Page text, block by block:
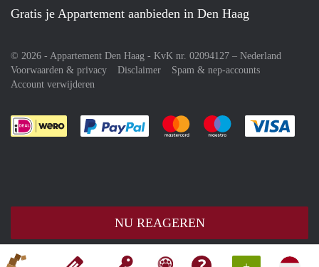
NU REAGEREN
Gratis je Appartement aanbieden in Den Haag
© 2026 - Appartement Den Haag - KvK nr. 02094127 – Nederland
Voorwaarden & privacy
Disclaimer
Spam & nep-accounts
Account verwijderen
Je rekent gemakkelijk af met Paypal
Je rekent gemakkelijk af met
Je rekent